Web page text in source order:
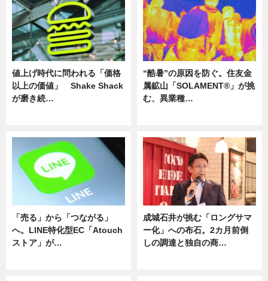
値上げ時代に問われる「価格
以上の価値」 Shake Shack
が磨き続…
“酷暑”の原因を防ぐ。住友金
属鉱山「SOLAMENT®」が挑
む、異業種…
「売る」から「つながる」
へ。LINE特化型EC「Atouch
ストア」が…
成城石井が挑む「ロングサマ
ー化」への布石。2カ月前倒
しの調達と独自の商…